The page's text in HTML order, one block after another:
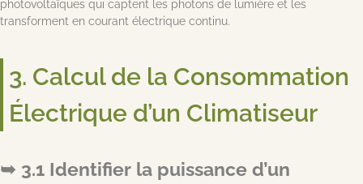
photovoltaïques qui captent les photons de lumière et les
transforment en courant électrique continu.
3. Calcul de la Consommation
Électrique d’un Climatiseur
3.1 Identifier la puissance d’un